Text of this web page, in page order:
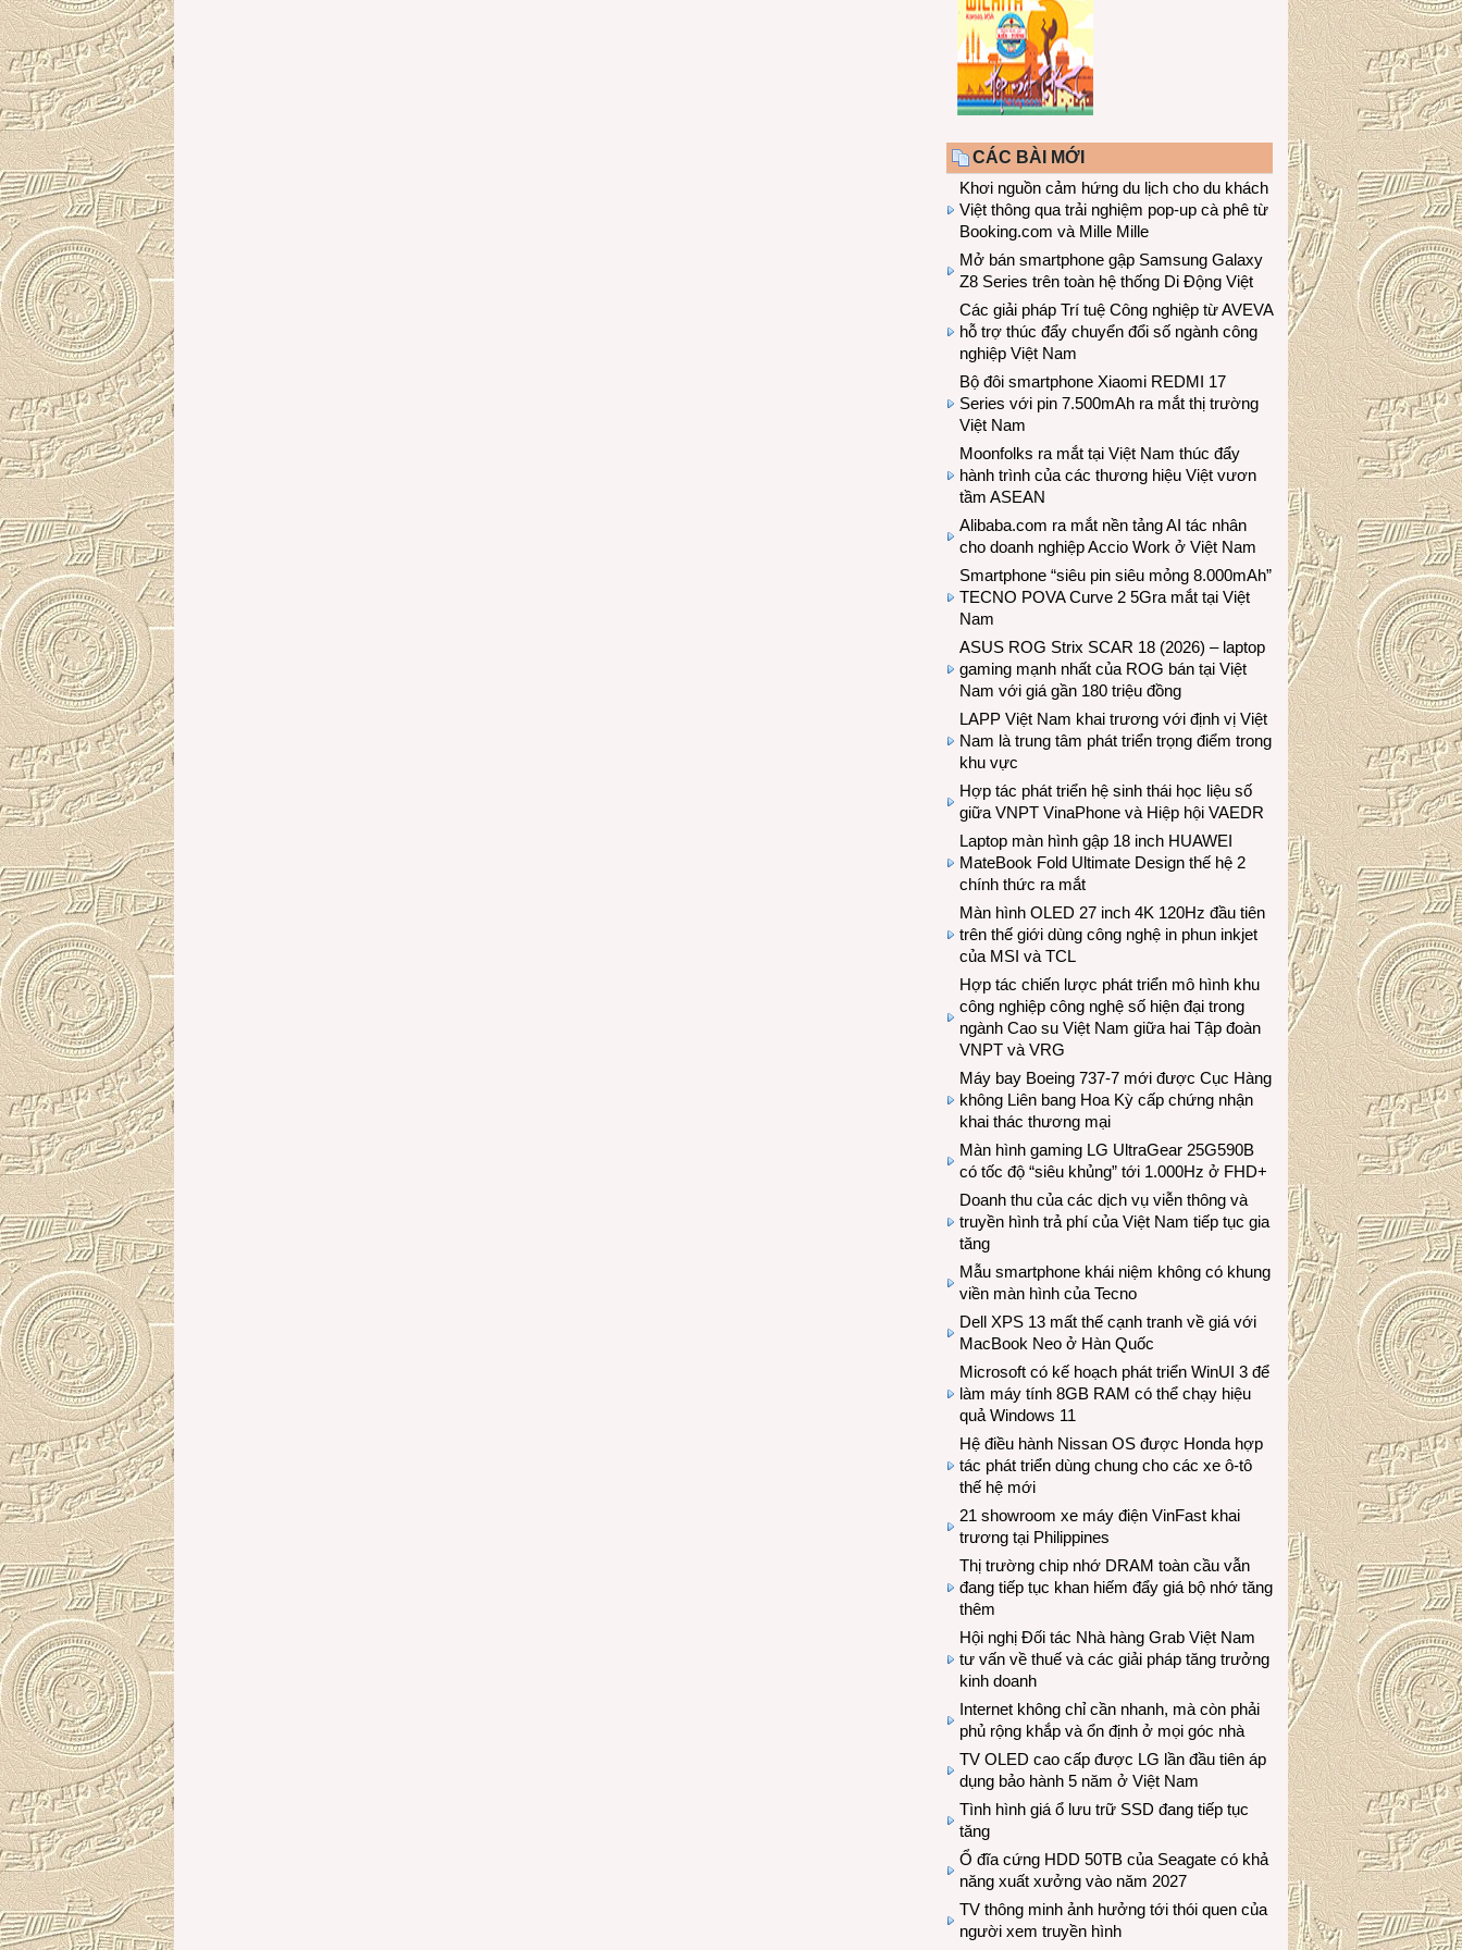
CÁC BÀI MỚI
Khơi nguồn cảm hứng du lịch cho du khách
Việt thông qua trải nghiệm pop-up cà phê từ
Booking.com và Mille Mille
Mở bán smartphone gập Samsung Galaxy
Z8 Series trên toàn hệ thống Di Động Việt
Các giải pháp Trí tuệ Công nghiệp từ AVEVA
hỗ trợ thúc đẩy chuyển đổi số ngành công
nghiệp Việt Nam
Bộ đôi smartphone Xiaomi REDMI 17
Series với pin 7.500mAh ra mắt thị trường
Việt Nam
Moonfolks ra mắt tại Việt Nam thúc đẩy
hành trình của các thương hiệu Việt vươn
tầm ASEAN
Alibaba.com ra mắt nền tảng AI tác nhân
cho doanh nghiệp Accio Work ở Việt Nam
Smartphone “siêu pin siêu mỏng 8.000mAh”
TECNO POVA Curve 2 5Gra mắt tại Việt
Nam
ASUS ROG Strix SCAR 18 (2026) – laptop
gaming mạnh nhất của ROG bán tại Việt
Nam với giá gần 180 triệu đồng
LAPP Việt Nam khai trương với định vị Việt
Nam là trung tâm phát triển trọng điểm trong
khu vực
Hợp tác phát triển hệ sinh thái học liệu số
giữa VNPT VinaPhone và Hiệp hội VAEDR
Laptop màn hình gập 18 inch HUAWEI
MateBook Fold Ultimate Design thế hệ 2
chính thức ra mắt
Màn hình OLED 27 inch 4K 120Hz đầu tiên
trên thế giới dùng công nghệ in phun inkjet
của MSI và TCL
Hợp tác chiến lược phát triển mô hình khu
công nghiệp công nghệ số hiện đại trong
ngành Cao su Việt Nam giữa hai Tập đoàn
VNPT và VRG
Máy bay Boeing 737-7 mới được Cục Hàng
không Liên bang Hoa Kỳ cấp chứng nhận
khai thác thương mại
Màn hình gaming LG UltraGear 25G590B
có tốc độ “siêu khủng” tới 1.000Hz ở FHD+
Doanh thu của các dịch vụ viễn thông và
truyền hình trả phí của Việt Nam tiếp tục gia
tăng
Mẫu smartphone khái niệm không có khung
viền màn hình của Tecno
Dell XPS 13 mất thế cạnh tranh về giá với
MacBook Neo ở Hàn Quốc
Microsoft có kế hoạch phát triển WinUI 3 để
làm máy tính 8GB RAM có thể chạy hiệu
quả Windows 11
Hệ điều hành Nissan OS được Honda hợp
tác phát triển dùng chung cho các xe ô-tô
thế hệ mới
21 showroom xe máy điện VinFast khai
trương tại Philippines
Thị trường chip nhớ DRAM toàn cầu vẫn
đang tiếp tục khan hiếm đẩy giá bộ nhớ tăng
thêm
Hội nghị Đối tác Nhà hàng Grab Việt Nam
tư vấn về thuế và các giải pháp tăng trưởng
kinh doanh
Internet không chỉ cần nhanh, mà còn phải
phủ rộng khắp và ổn định ở mọi góc nhà
TV OLED cao cấp được LG lần đầu tiên áp
dụng bảo hành 5 năm ở Việt Nam
Tình hình giá ổ lưu trữ SSD đang tiếp tục
tăng
Ổ đĩa cứng HDD 50TB của Seagate có khả
năng xuất xưởng vào năm 2027
TV thông minh ảnh hưởng tới thói quen của
người xem truyền hình